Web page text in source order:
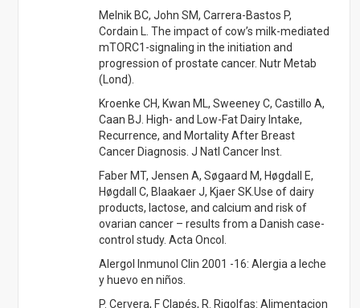
control study. Acta Oncol.
Alergol Inmunol Clin 2001 -16: Alergia a leche
y huevo en niños.
P. Cervera, F Clapés, R. Rigolfas: Alimentacion
y dietoterapia
J. M. Macarulla, F. M. Goñi: Bioquímica
humana.
Consumer.es: Los péptidos de caseomorfina
y gliadonorfina.
Asociación Médica Kousmine: El método
Kousmine
Jean Seignalet: La alimentación, la tercera
C. Vasey: La importancia del equilibrio ácido-
básico.